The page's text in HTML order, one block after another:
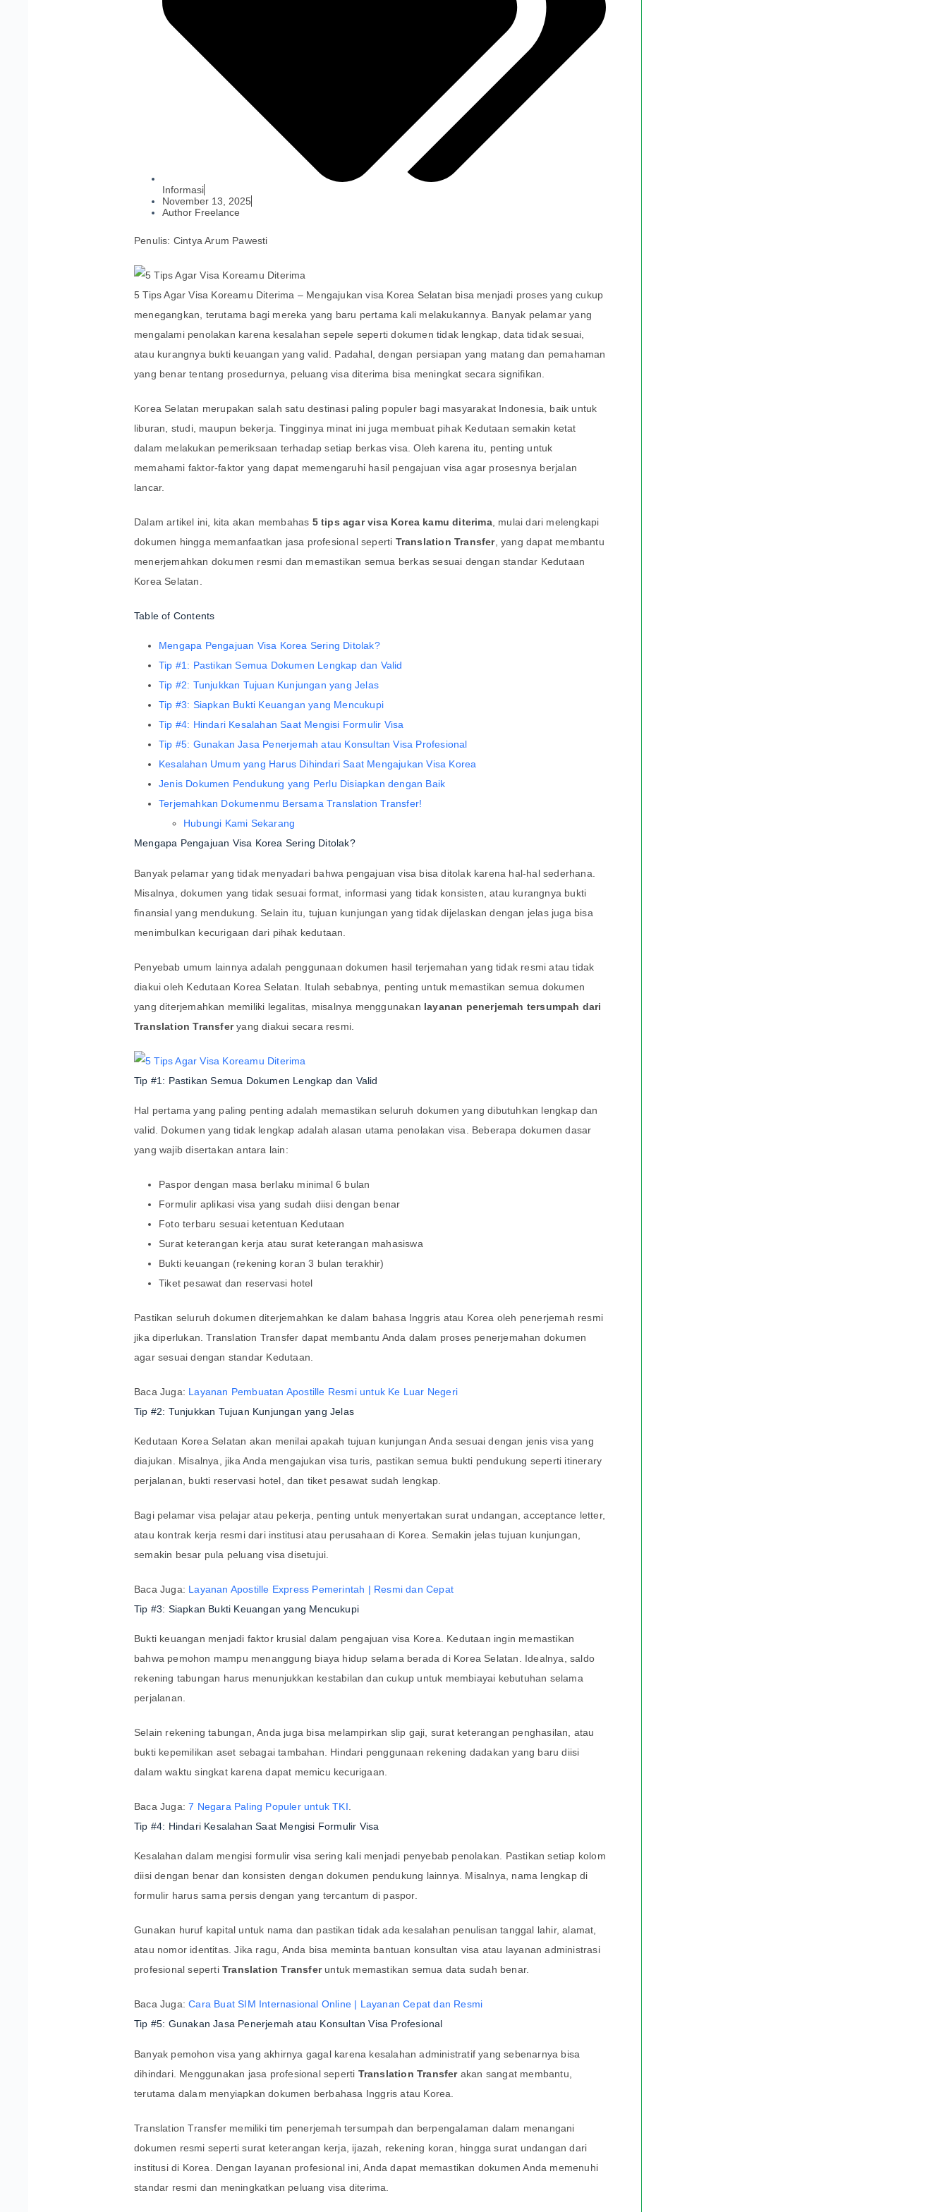
Informasi
November 13, 2025
Author Freelance
Penulis: Cintya Arum Pawesti
5 Tips Agar Visa Koreamu Diterima – Mengajukan visa Korea Selatan bisa menjadi proses yang cukup
menegangkan, terutama bagi mereka yang baru pertama kali melakukannya. Banyak pelamar yang
mengalami penolakan karena kesalahan sepele seperti dokumen tidak lengkap, data tidak sesuai,
atau kurangnya bukti keuangan yang valid. Padahal, dengan persiapan yang matang dan pemahaman
yang benar tentang prosedurnya, peluang visa diterima bisa meningkat secara signifikan.
Korea Selatan merupakan salah satu destinasi paling populer bagi masyarakat Indonesia, baik untuk
liburan, studi, maupun bekerja. Tingginya minat ini juga membuat pihak Kedutaan semakin ketat
dalam melakukan pemeriksaan terhadap setiap berkas visa. Oleh karena itu, penting untuk
memahami faktor-faktor yang dapat memengaruhi hasil pengajuan visa agar prosesnya berjalan
lancar.
Dalam artikel ini, kita akan membahas 5 tips agar visa Korea kamu diterima, mulai dari melengkapi
dokumen hingga memanfaatkan jasa profesional seperti Translation Transfer, yang dapat membantu
menerjemahkan dokumen resmi dan memastikan semua berkas sesuai dengan standar Kedutaan
Korea Selatan.
Table of Contents
Mengapa Pengajuan Visa Korea Sering Ditolak?
Tip #1: Pastikan Semua Dokumen Lengkap dan Valid
Tip #2: Tunjukkan Tujuan Kunjungan yang Jelas
Tip #3: Siapkan Bukti Keuangan yang Mencukupi
Tip #4: Hindari Kesalahan Saat Mengisi Formulir Visa
Tip #5: Gunakan Jasa Penerjemah atau Konsultan Visa Profesional
Kesalahan Umum yang Harus Dihindari Saat Mengajukan Visa Korea
Jenis Dokumen Pendukung yang Perlu Disiapkan dengan Baik
Terjemahkan Dokumenmu Bersama Translation Transfer!
Hubungi Kami Sekarang
Mengapa Pengajuan Visa Korea Sering Ditolak?
Banyak pelamar yang tidak menyadari bahwa pengajuan visa bisa ditolak karena hal-hal sederhana.
Misalnya, dokumen yang tidak sesuai format, informasi yang tidak konsisten, atau kurangnya bukti
finansial yang mendukung. Selain itu, tujuan kunjungan yang tidak dijelaskan dengan jelas juga bisa
menimbulkan kecurigaan dari pihak kedutaan.
Penyebab umum lainnya adalah penggunaan dokumen hasil terjemahan yang tidak resmi atau tidak
diakui oleh Kedutaan Korea Selatan. Itulah sebabnya, penting untuk memastikan semua dokumen
yang diterjemahkan memiliki legalitas, misalnya menggunakan layanan penerjemah tersumpah dari
Translation Transferyang diakui secara resmi.
Tip #1: Pastikan Semua Dokumen Lengkap dan Valid
Hal pertama yang paling penting adalah memastikan seluruh dokumen yang dibutuhkan lengkap dan
valid. Dokumen yang tidak lengkap adalah alasan utama penolakan visa. Beberapa dokumen dasar
yang wajib disertakan antara lain:
Paspor dengan masa berlaku minimal 6 bulan
Formulir aplikasi visa yang sudah diisi dengan benar
Foto terbaru sesuai ketentuan Kedutaan
Surat keterangan kerja atau surat keterangan mahasiswa
Bukti keuangan (rekening koran 3 bulan terakhir)
Tiket pesawat dan reservasi hotel
Pastikan seluruh dokumen diterjemahkan ke dalam bahasa Inggris atau Korea oleh penerjemah resmi
jika diperlukan. Translation Transfer dapat membantu Anda dalam proses penerjemahan dokumen
agar sesuai dengan standar Kedutaan.
Baca Juga: Layanan Pembuatan Apostille Resmi untuk Ke Luar Negeri
Tip #2: Tunjukkan Tujuan Kunjungan yang Jelas
Kedutaan Korea Selatan akan menilai apakah tujuan kunjungan Anda sesuai dengan jenis visa yang
diajukan. Misalnya, jika Anda mengajukan visa turis, pastikan semua bukti pendukung seperti itinerary
perjalanan, bukti reservasi hotel, dan tiket pesawat sudah lengkap.
Bagi pelamar visa pelajar atau pekerja, penting untuk menyertakan surat undangan, acceptance letter,
atau kontrak kerja resmi dari institusi atau perusahaan di Korea. Semakin jelas tujuan kunjungan,
semakin besar pula peluang visa disetujui.
Baca Juga: Layanan Apostille Express Pemerintah | Resmi dan Cepat
Tip #3: Siapkan Bukti Keuangan yang Mencukupi
Bukti keuangan menjadi faktor krusial dalam pengajuan visa Korea. Kedutaan ingin memastikan
bahwa pemohon mampu menanggung biaya hidup selama berada di Korea Selatan. Idealnya, saldo
rekening tabungan harus menunjukkan kestabilan dan cukup untuk membiayai kebutuhan selama
perjalanan.
Selain rekening tabungan, Anda juga bisa melampirkan slip gaji, surat keterangan penghasilan, atau
bukti kepemilikan aset sebagai tambahan. Hindari penggunaan rekening dadakan yang baru diisi
dalam waktu singkat karena dapat memicu kecurigaan.
Baca Juga:7 Negara Paling Populer untuk TKI
Tip #4: Hindari Kesalahan Saat Mengisi Formulir Visa
Kesalahan dalam mengisi formulir visa sering kali menjadi penyebab penolakan. Pastikan setiap kolom
diisi dengan benar dan konsisten dengan dokumen pendukung lainnya. Misalnya, nama lengkap di
formulir harus sama persis dengan yang tercantum di paspor.
Gunakan huruf kapital untuk nama dan pastikan tidak ada kesalahan penulisan tanggal lahir, alamat,
atau nomor identitas. Jika ragu, Anda bisa meminta bantuan konsultan visa atau layanan administrasi
profesional seperti Translation Transferuntuk memastikan semua data sudah benar.
Baca Juga:Cara Buat SIM Internasional Online | Layanan Cepat dan Resmi
Tip #5: Gunakan Jasa Penerjemah atau Konsultan Visa Profesional
Banyak pemohon visa yang akhirnya gagal karena kesalahan administratif yang sebenarnya bisa
dihindari. Menggunakan jasa profesional seperti Translation Transferakan sangat membantu,
terutama dalam menyiapkan dokumen berbahasa Inggris atau Korea.
Translation Transfer memiliki tim penerjemah tersumpah dan berpengalaman dalam menangani
dokumen resmi seperti surat keterangan kerja, ijazah, rekening koran, hingga surat undangan dari
institusi di Korea. Dengan layanan profesional ini, Anda dapat memastikan dokumen Anda memenuhi
standar resmi dan meningkatkan peluang visa diterima.